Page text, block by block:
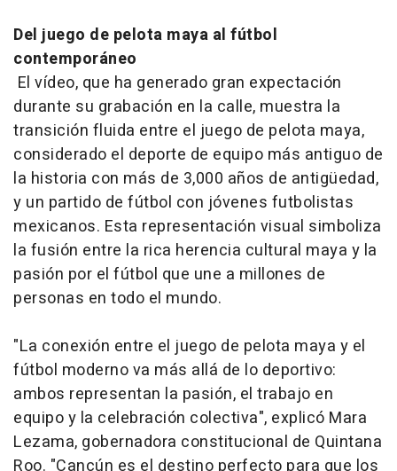
Del juego de pelota maya al fútbol
contemporáneo
El vídeo, que ha generado gran expectación
durante su grabación en la calle, muestra la
transición fluida entre el juego de pelota maya,
considerado el deporte de equipo más antiguo de
la historia con más de 3,000 años de antigüedad,
y un partido de fútbol con jóvenes futbolistas
mexicanos. Esta representación visual simboliza
la fusión entre la rica herencia cultural maya y la
pasión por el fútbol que une a millones de
personas en todo el mundo.
"La conexión entre el juego de pelota maya y el
fútbol moderno va más allá de lo deportivo:
ambos representan la pasión, el trabajo en
equipo y la celebración colectiva", explicó Mara
Lezama, gobernadora constitucional de Quintana
Roo. "Cancún es el destino perfecto para que los